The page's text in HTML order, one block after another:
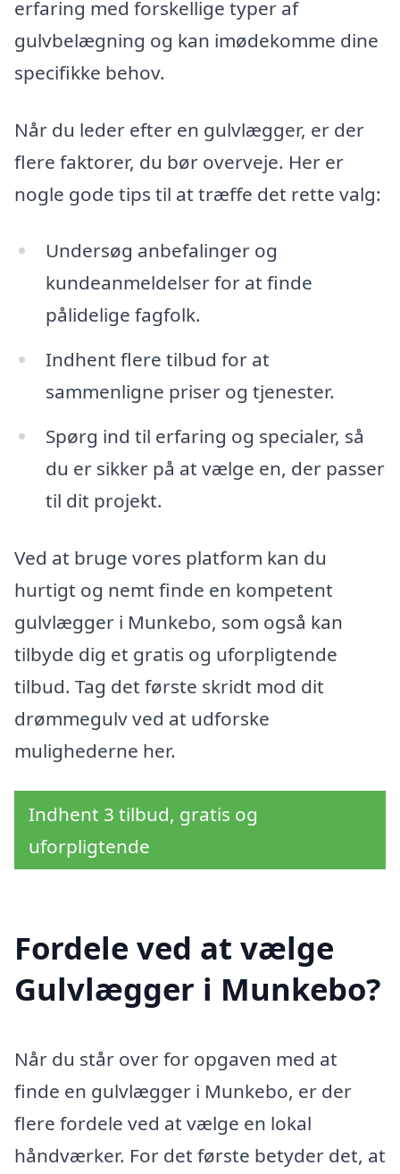
erfaring med forskellige typer af
gulvbelægning og kan imødekomme dine
specifikke behov.
Når du leder efter en gulvlægger, er der
flere faktorer, du bør overveje. Her er
nogle gode tips til at træffe det rette valg:
Undersøg anbefalinger og
kundeanmeldelser for at finde
pålidelige fagfolk.
Indhent flere tilbud for at
sammenligne priser og tjenester.
Spørg ind til erfaring og specialer, så
du er sikker på at vælge en, der passer
til dit projekt.
Ved at bruge vores platform kan du
hurtigt og nemt finde en kompetent
gulvlægger i Munkebo, som også kan
tilbyde dig et gratis og uforpligtende
tilbud. Tag det første skridt mod dit
drømmegulv ved at udforske
mulighederne her.
Indhent 3 tilbud, gratis og
uforpligtende
Fordele ved at vælge
Gulvlægger i Munkebo?
Når du står over for opgaven med at
finde en gulvlægger i Munkebo, er der
flere fordele ved at vælge en lokal
håndværker. For det første betyder det, at